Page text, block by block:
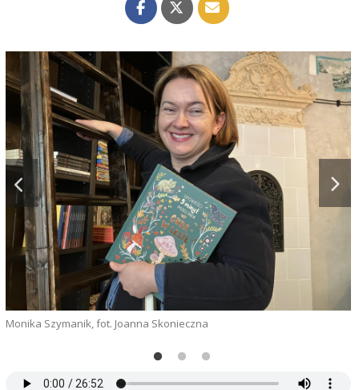
Monika Szymanik, fot. Joanna Skonieczna